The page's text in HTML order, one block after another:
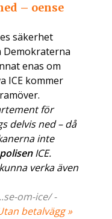
– oense
säkerhet
Demokraterna
enas om
ICE kommer
för
delvis ned – då
inte
ICE.
verka även
om-ice/ -
betalvägg »